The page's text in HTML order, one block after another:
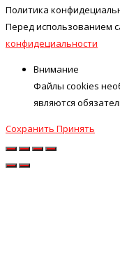
Политика
Перед использованием
конфидециальности
Внимание
Файлы cookies
являются
Сохранить Принять